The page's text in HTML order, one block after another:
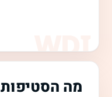
מה הסטיפות